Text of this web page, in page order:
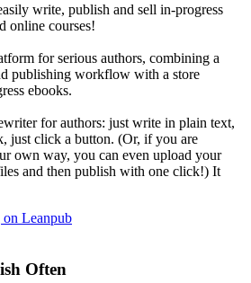
write, publish and sell in-progress
online courses!
for serious authors, combining a
publishing workflow with a store
ebooks.
for authors: just write in plain text,
just click a button. (Or, if you are
own way, you can even upload your
and then publish with one click!) It
Leanpub
Often